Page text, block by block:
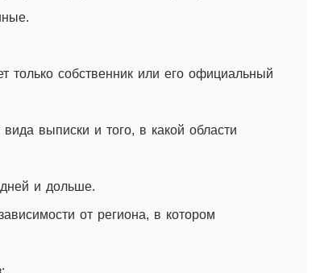
только собственник или его официальный
выписки и того, в какой области
и дольше.
от региона, в котором